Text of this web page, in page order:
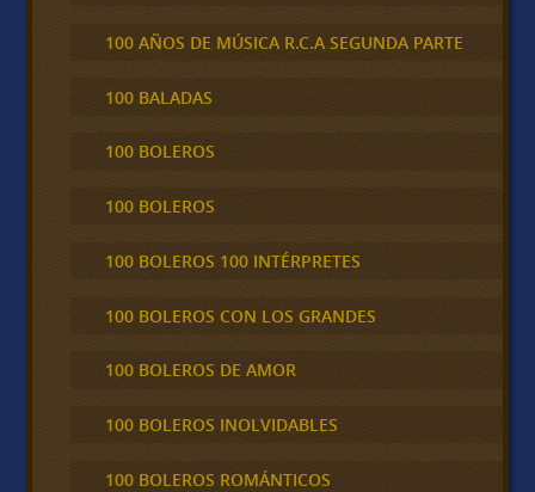
100 AÑOS DE MÚSICA R.C.A SEGUNDA PARTE
100 BALADAS
100 BOLEROS
100 BOLEROS
100 BOLEROS 100 INTÉRPRETES
100 BOLEROS CON LOS GRANDES
100 BOLEROS DE AMOR
100 BOLEROS INOLVIDABLES
100 BOLEROS ROMÁNTICOS